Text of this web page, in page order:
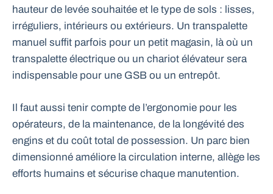
hauteur de levée souhaitée et le type de sols : lisses,
irréguliers, intérieurs ou extérieurs. Un transpalette
manuel suffit parfois pour un petit magasin, là où un
transpalette électrique ou un chariot élévateur sera
indispensable pour une GSB ou un entrepôt.
Il faut aussi tenir compte de l’ergonomie pour les
opérateurs, de la maintenance, de la longévité des
engins et du coût total de possession. Un parc bien
dimensionné améliore la circulation interne, allège les
efforts humains et sécurise chaque manutention.